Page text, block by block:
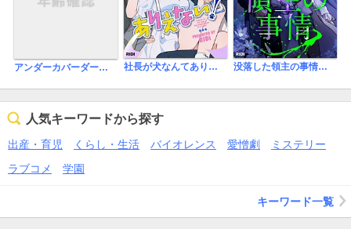
アンダーカバーダーリン（フルカラー） 社長が犬なんてありえない！【タテヨミ】 没落した領主の事情【タテヨミ】
人気キーワードから探す
出産・育児 くらし・生活 バイオレンス 愛憎劇
ミステリー
ラブコメ
学園
キーワード一覧